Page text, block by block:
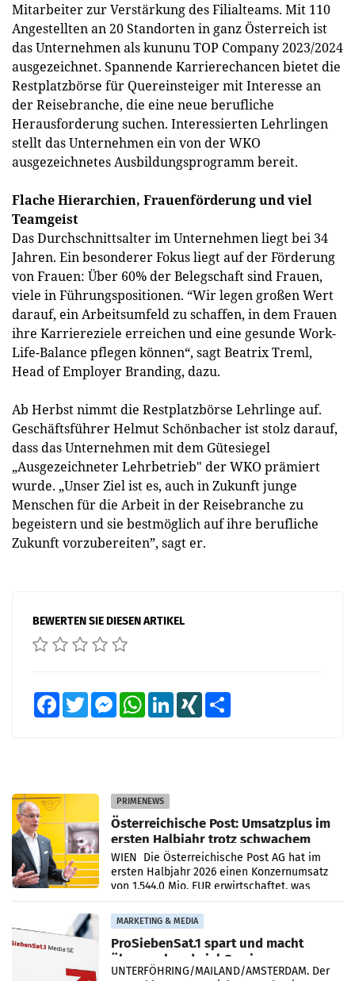
Mitarbeiter zur Verstärkung des Filialteams. Mit 110
Angestellten an 20 Standorten in ganz Österreich ist
das Unternehmen als kununu TOP Company 2023/2024
ausgezeichnet. Spannende Karrierechancen bietet die
Restplatzbörse für Quereinsteiger mit Interesse an
der Reisebranche, die eine neue berufliche
Herausforderung suchen. Interessierten Lehrlingen
stellt das Unternehmen ein von der WKO
ausgezeichnetes Ausbildungsprogramm bereit.
Flache Hierarchien, Frauenförderung und viel
Teamgeist
Das Durchschnittsalter im Unternehmen liegt bei 34
Jahren. Ein besonderer Fokus liegt auf der Förderung
von Frauen: Über 60% der Belegschaft sind Frauen,
viele in Führungspositionen. “Wir legen großen Wert
darauf, ein Arbeitsumfeld zu schaffen, in dem Frauen
ihre Karriereziele erreichen und eine gesunde Work-
Life-Balance pflegen können“, sagt Beatrix Treml,
Head of Employer Branding, dazu.
Ab Herbst nimmt die Restplatzbörse Lehrlinge auf.
Geschäftsführer Helmut Schönbacher ist stolz darauf,
dass das Unternehmen mit dem Gütesiegel
„Ausgezeichneter Lehrbetrieb" der WKO prämiert
wurde. „Unser Ziel ist es, auch in Zukunft junge
Menschen für die Arbeit in der Reisebranche zu
begeistern und sie bestmöglich auf ihre berufliche
Zukunft vorzubereiten”, sagt er.
BEWERTEN SIE DIESEN ARTIKEL
FacebookTwitter MessengerWhatsAppLinkedInXING
PRIMENEWS
Österreichische Post: Umsatzplus im
ersten Halbjahr trotz schwachem
Briefgeschäft
WIEN Die Österreichische Post AG hat im
ersten Halbjahr 2026 einen Konzernumsatz
von 1.544,0 Mio. EUR erwirtschaftet, was
einem Plus von 3,8 Prozent gegenüber dem
Vergleichszeitraum
MARKETING & MEDIA
ProSiebenSat.1 spart und macht
überraschend viel Gewinn
UNTERFÖHRING/MAILAND/AMSTERDAM. Der